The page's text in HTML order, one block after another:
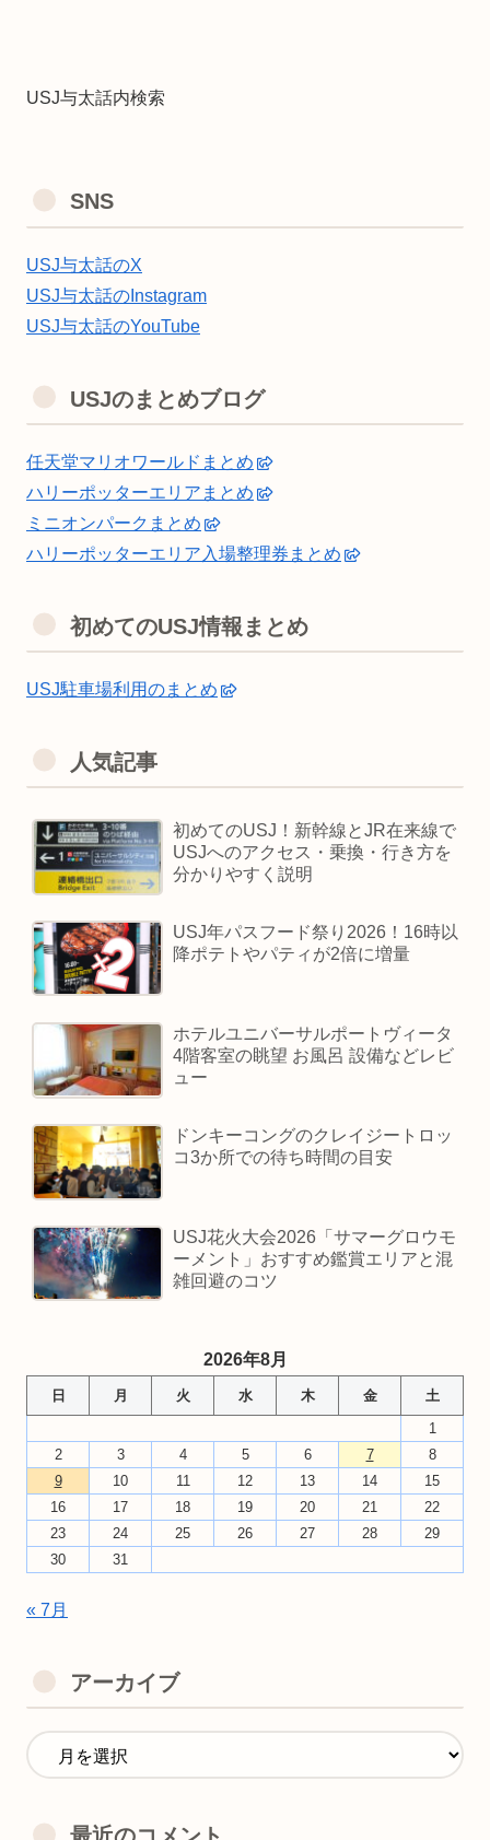
USJ与太話内検索
SNS
USJ与太話のX
USJ与太話のInstagram
USJ与太話のYouTube
USJのまとめブログ
任天堂マリオワールドまとめ
ハリーポッターエリアまとめ
ミニオンパークまとめ
ハリーポッターエリア入場整理券まとめ
初めてのUSJ情報まとめ
USJ駐車場利用のまとめ
人気記事
初めてのUSJ！新幹線とJR在来線で
USJへのアクセス・乗換・行き方を
分かりやすく説明
USJ年パスフード祭り2026！16時以
降ポテトやパティが2倍に増量
ホテルユニバーサルポートヴィータ
4階客室の眺望 お風呂 設備などレビ
ュー
ドンキーコングのクレイジートロッ
コ3か所での待ち時間の目安
USJ花火大会2026「サマーグロウモ
ーメント」おすすめ鑑賞エリアと混
雑回避のコツ
2026年8月
日 月 火 水 木 金
土
1
2
3 4 5 6 7
8
9
10 11 12 13 14
15
16
17 18 19 20 21
22
23
24 25 26 27 28
29
30
31
« 7月
アーカイブ